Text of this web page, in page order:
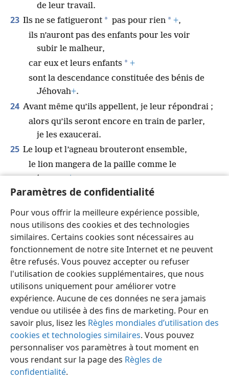
Paramètres de confidentialité
Pour vous offrir la meilleure expérience possible,
nous utilisons des cookies et des technologies
similaires. Certains cookies sont nécessaires au
fonctionnement de notre site Internet et ne peuvent
être refusés. Vous pouvez accepter ou refuser
l'utilisation de cookies supplémentaires, que nous
utilisons uniquement pour améliorer votre
expérience. Aucune de ces données ne sera jamais
vendue ou utilisée à des fins de marketing. Pour en
savoir plus, lisez les Règles mondiales d’utilisation des
cookies et technologies similaires. Vous pouvez
personnaliser vos paramètres à tout moment en
vous rendant sur la page des Règles de
confidentialité.
de leur travail.
23 Ils ne se fatigueront * pas pour rien * +,
ils n’auront pas des enfants pour les voir
subir le malheur,
car eux et leurs enfants * +
sont la descendance constituée des bénis de
Jéhovah+.
24 Avant même qu’ils appellent, je leur répondrai ;
alors qu’ils seront encore en train de parler,
je les exaucerai.
25 Le loup et l’agneau brouteront ensemble,
le lion mangera de la paille comme le
taureau+,
et le serpent mangera de la poussière.
On ne fera pas de mal et on ne causera aucun
ravage dans toute ma montagne sainte
dit Jéhovah.
Français Partager Préférences
Copyright © 2026 Watch Tower Bible and Tract Society of Pennsylvania
Conditions d’utilisation
Règles de confidentialité
Paramètres de confidentialité
JW.ORG Se connecter